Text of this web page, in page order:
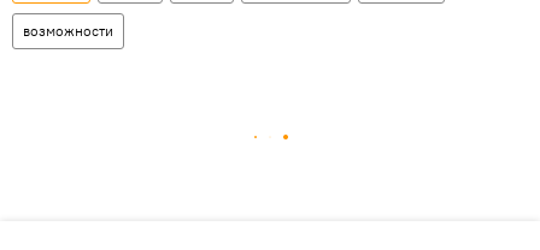
возможности